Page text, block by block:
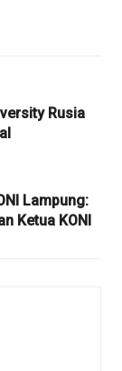
Rusia
Lampung:
Ketua KONI